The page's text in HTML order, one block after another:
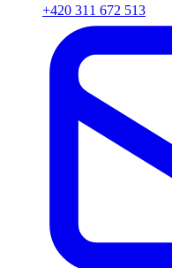
+420 311 672 513